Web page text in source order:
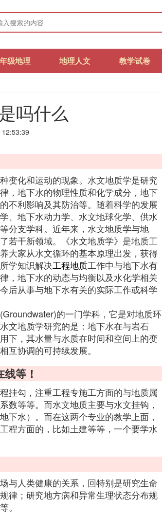
年级地理 地理人文 教学试卷
吗什么
变化和运动的现象。水文地质学是研究
，地下水的物理性质和化学成分，地下
不利影响及其防治等。随着科学的发展
、地下水动力学、水文地球化学、供水
分支学科。近年来，水文地质学与地
若干新领域。《水文地质学》是地质工
大家从水文循环的基本原理出发，获得
学知识解决工程地质工作中与地下水有
，地下水的动态与均衡以及水化学相关
后从事与地下水有关的实际工作或科学
的一门学科，它是对地质环
文地质学研究的是：地下水在与岩石
下，其水量与水质在时间和空间上的变
互协调的可持续发展。
等！
挂勾，注重工程专施工方面的与地质属
数等等。而水文地质主要与水文挂钩，
下水）。而在这两个专业的教学上面，
程方面的，比如土建等等，一个要学水
与人类健康的关系，回特别是研究生命
律；研究地方病和异常生理状态分布规
。